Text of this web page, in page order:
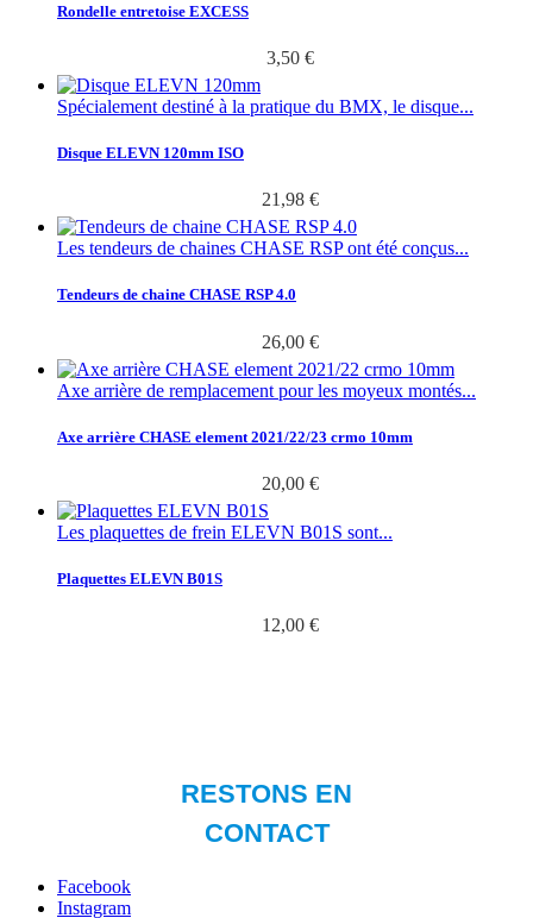
Rondelle entretoise EXCESS
3,50 €
Spécialement destiné à la pratique du BMX, le disque...
Disque ELEVN 120mm ISO
21,98 €
Les tendeurs de chaines CHASE RSP ont été conçus...
Tendeurs de chaine CHASE RSP 4.0
26,00 €
Axe arrière de remplacement pour les moyeux montés...
Axe arrière CHASE element 2021/22/23 crmo 10mm
20,00 €
Les plaquettes de frein ELEVN ​​​​​B01S sont...
Plaquettes ELEVN B01S
12,00 €
Facebook
Instagram